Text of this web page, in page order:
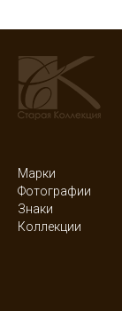
Марки
Фотографии
Знаки
Коллекции